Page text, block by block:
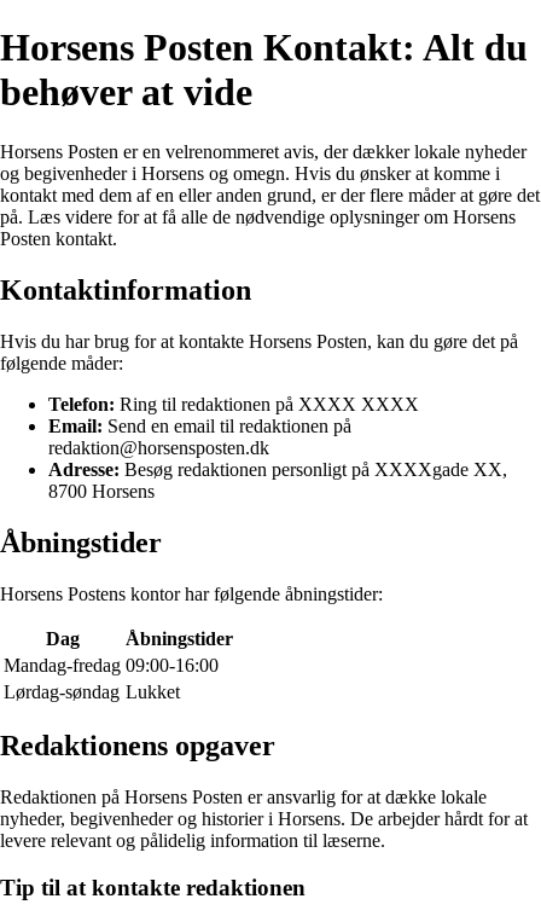
Horsens Posten Kontakt: Alt du
behøver at vide
Horsens Posten er en velrenommeret avis, der dækker lokale nyheder
og begivenheder i Horsens og omegn. Hvis du ønsker at komme i
kontakt med dem af en eller anden grund, er der flere måder at gøre det
på. Læs videre for at få alle de nødvendige oplysninger om Horsens
Posten kontakt.
Kontaktinformation
Hvis du har brug for at kontakte Horsens Posten, kan du gøre det på
følgende måder:
Telefon: Ring til redaktionen på XXXX XXXX
Email: Send en email til redaktionen på
redaktion@horsensposten.dk
Adresse: Besøg redaktionen personligt på XXXXgade XX,
8700 Horsens
Åbningstider
Horsens Postens kontor har følgende åbningstider:
Dag
Åbningstider
Mandag-fredag 09:00-16:00
Lørdag-søndag Lukket
Redaktionens opgaver
Redaktionen på Horsens Posten er ansvarlig for at dække lokale
nyheder, begivenheder og historier i Horsens. De arbejder hårdt for at
levere relevant og pålidelig information til læserne.
Tip til at kontakte redaktionen